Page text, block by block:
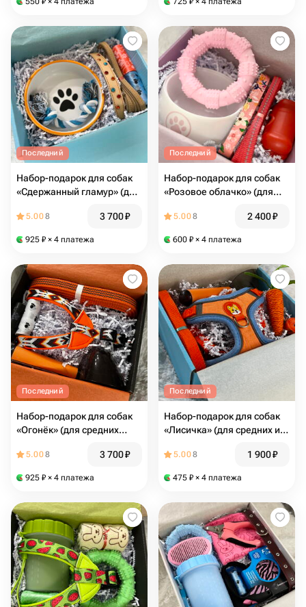
Последний
Набор-подарок для собак
«Сдержанный гламур» (для
5.008 3 700₽
925 ₽ × 4 платежа
Последний
Набор-подарок для собак
«Розовое облачко» (для
5.008 2 400₽
600 ₽ × 4 платежа
Последний
Набор-подарок для собак
«Огонёк» (для средних
5.008 3 700₽
925 ₽ × 4 платежа
Последний
Набор-подарок для собак
«Лисичка» (для средних и
5.008 1 900₽
475 ₽ × 4 платежа